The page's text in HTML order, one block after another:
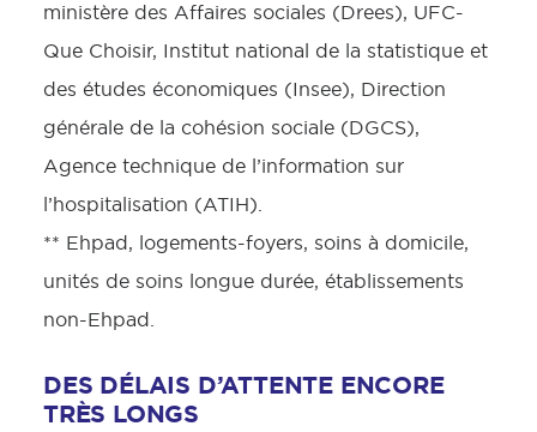
ministère des Affaires sociales (Drees), UFC-
Que Choisir, Institut national de la statistique et
des études économiques (Insee), Direction
générale de la cohésion sociale (DGCS),
Agence technique de l’information sur
l’hospitalisation (ATIH).
** Ehpad, logements-foyers, soins à domicile,
unités de soins longue durée, établissements
non-Ehpad.
DES DÉLAIS D’ATTENTE ENCORE
TRÈS LONGS